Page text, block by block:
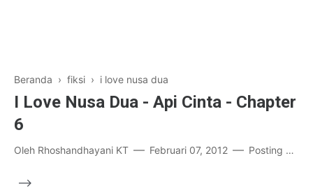
Beranda › fiksi › i love nusa dua
I Love Nusa Dua - Api Cinta - Chapter
6
Oleh Rhoshandhayani KT Februari 07, 2012 Posting Komentar
-->